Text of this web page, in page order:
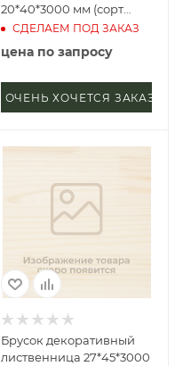
20*40*3000 мм (сорт
Прима)
СДЕЛАЕМ ПОД ЗАКАЗ
цена по запросу
ОЧЕНЬ ХОЧЕТСЯ ЗАКАЗАТЬ
Брусок декоративный
лиственница 27*45*3000